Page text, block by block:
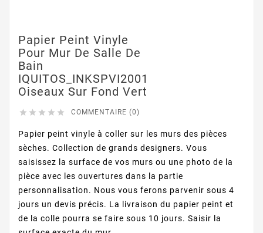
Papier Peint Vinyle
Pour Mur De Salle De
Bain
IQUITOS_INKSPVI2001
Oiseaux Sur Fond Vert
     COMMENTAIRE (0)
Papier peint vinyle à coller sur les murs des pièces
sèches. Collection de grands designers. Vous
saisissez la surface de vos murs ou une photo de la
pièce avec les ouvertures dans la partie
personnalisation. Nous vous ferons parvenir sous 4
jours un devis précis. La livraison du papier peint et
de la colle pourra se faire sous 10 jours. Saisir la